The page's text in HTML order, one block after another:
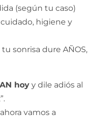
(según tu caso)
higiene y
sonrisa dure AÑOS,
hoy y dile adiós al
vamos a